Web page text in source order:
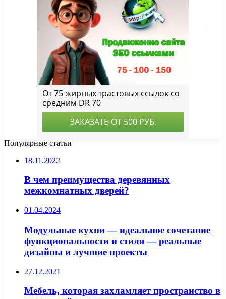
Популярные статьи
18.11.2022
В чем преимущества деревянных
межкомнатных дверей?
01.04.2024
Модульные кухни — идеальное сочетание
функциональности и стиля — реальные
дизайны и лучшие проекты
27.12.2021
Мебель, которая захламляет пространство в